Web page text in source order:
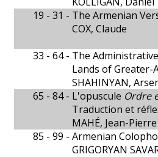
19 - 31 - The Armenian
COX, Claude
33 - 64 - The
Lands of Greater-
SHAHINYAN,
65 - 84 - L'opuscule Ordre
Traduction et
MAHÉ, Jean-Pierre
85 - 99 - Armenian
GRIGORYAN